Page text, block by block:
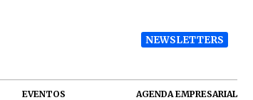
NEWSLETTERS
EVENTOS AGENDA EMPRESARIAL